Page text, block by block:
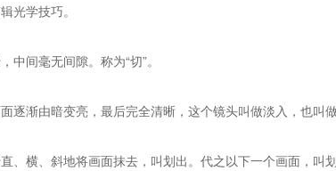
光学技巧。
间毫无间隙。称为“切”。
渐由暗变亮，最后完全清晰，这个镜头叫做淡入，也叫做
横、斜地将画面抹去，叫划出。代之以下一个画面，叫划